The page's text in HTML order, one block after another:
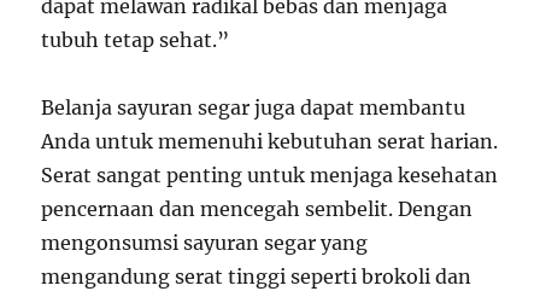
dapat melawan radikal bebas dan menjaga
tubuh tetap sehat.”
Belanja sayuran segar juga dapat membantu
Anda untuk memenuhi kebutuhan serat harian.
Serat sangat penting untuk menjaga kesehatan
pencernaan dan mencegah sembelit. Dengan
mengonsumsi sayuran segar yang
mengandung serat tinggi seperti brokoli dan